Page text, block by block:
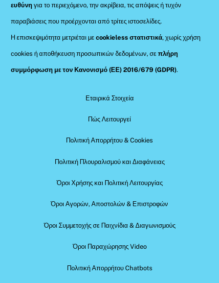
ευθύνη για το περιεχόμενο, την ακρίβεια, τις απόψεις ή τυχόν
παραβιάσεις που προέρχονται από τρίτες ιστοσελίδες.
Η επισκεψιμότητα μετριέται μεcookieless στατιστικά, χωρίς χρήση
cookies ή αποθήκευση προσωπικών δεδομένων, σεπλήρη
συμμόρφωση με τον Κανονισμό (ΕΕ) 2016/679 (GDPR).
Εταιρικά Στοιχεία
Πώς Λειτουργεί
Πολιτική Απορρήτου & Cookies
Πολιτική Πλουραλισμού και Διαφάνειας
Όροι Χρήσης και Πολιτική Λειτουργίας
Όροι Αγορών, Αποστολών & Επιστροφών
Όροι Συμμετοχής σε Παιχνίδια & Διαγωνισμούς
Όροι Παραχώρησης Video
Πολιτική Απορρήτου Chatbots